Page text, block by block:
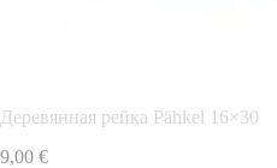
Деревянная рейка Pähkel 16×30
9,00 €